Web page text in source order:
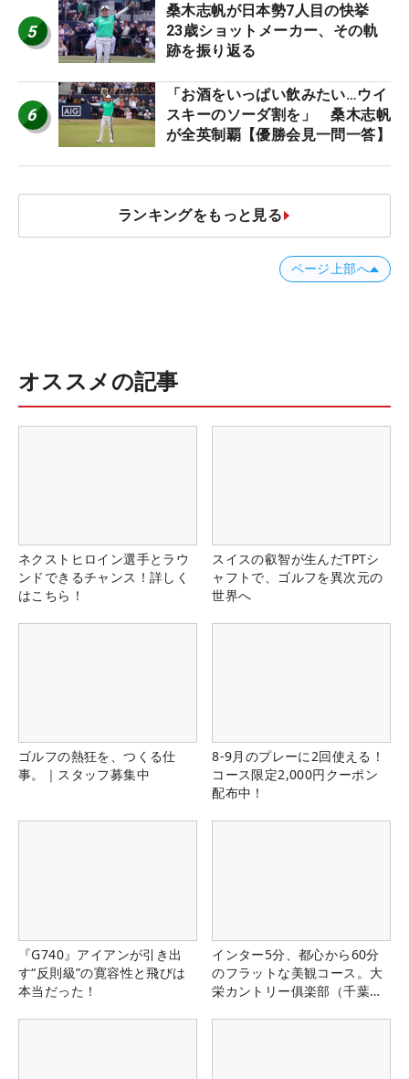
5
桑木志帆が日本勢7人目の快挙
23歳ショットメーカー、その軌
跡を振り返る
6
「お酒をいっぱい飲みたい…ウイ
スキーのソーダ割を」 桑木志帆
が全英制覇【優勝会見一問一答】
ランキングをもっと見る
ページ上部へ
オススメの記事
ネクストヒロイン選手とラウ
ンドできるチャンス！詳しく
はこちら！
スイスの叡智が生んだTPTシ
ャフトで、ゴルフを異次元の
世界へ
ゴルフの熱狂を、つくる仕
事。｜スタッフ募集中
8-9月のプレーに2回使える！
コース限定2,000円クーポン
配布中！
『G740』アイアンが引き出
す“反則級”の寛容性と飛びは
本当だった！
インター5分、都心から60分
のフラットな美観コース。大
栄カントリー俱楽部（千葉